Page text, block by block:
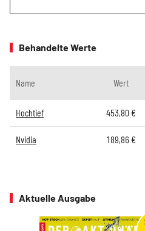
Behandelte Werte
Name Wert
Hochtief 453,80€
Nvidia 189,86€
Aktuelle Ausgabe